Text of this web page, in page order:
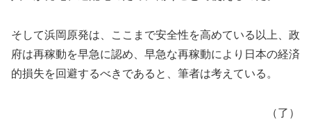
そして浜岡原発は、ここまで安全性を高めている以上、政
府は再稼動を早急に認め、早急な再稼動により日本の経済
的損失を回避するべきであると、筆者は考えている。
（了）